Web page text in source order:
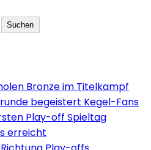
Suchen
Bronze im Titelkampf
begeistert Kegel-Fans
Play-off Spieltag
erreicht